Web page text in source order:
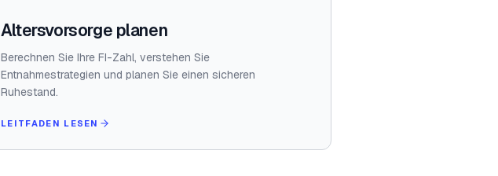
Altersvorsorge planen
Berechnen Sie Ihre FI-Zahl, verstehen Sie
Entnahmestrategien und planen Sie einen sicheren
Ruhestand.
LEITFADEN LESEN